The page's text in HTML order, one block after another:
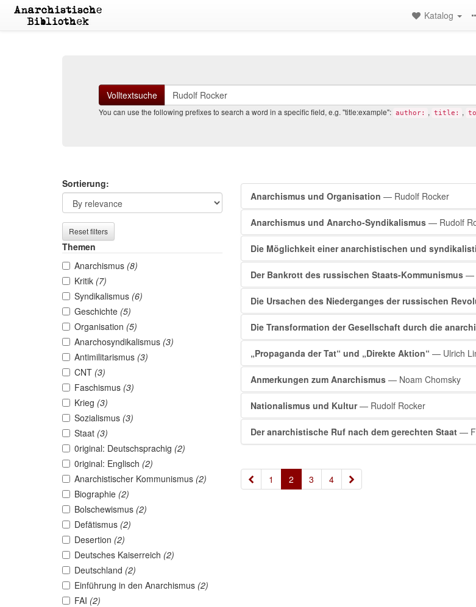
Katalog
Volltextsuche
You can use the following prefixes to search a word in a specific field, e.g. "title:example": author: , title: ,
Search
filters
Sortierung:
Reset filters
Themen
Anarchismus (8)
Kritik (7)
Syndikalismus (6)
Geschichte (5)
Organisation (5)
Anarchosyndikalismus (3)
Antimilitarismus (3)
CNT (3)
Faschismus (3)
Krieg (3)
Sozialismus (3)
Staat (3)
0riginal: Deutschsprachig (2)
0riginal: Englisch (2)
Anarchistischer Kommunismus (2)
Biographie (2)
Bolschewismus (2)
Defätismus (2)
Desertion (2)
Deutsches Kaiserreich (2)
Deutschland (2)
Einführung in den Anarchismus (2)
FAI (2)
Search
results
Anarchismus und Organisation — Rudolf Rocker
Anarchismus und Anarcho-Syndikalismus— Rudolf
Die Möglichkeit einer anarchistischen und
Der Bankrott des russischen Staats-Kommunismus—
Die Ursachen des Niederganges der russischen
Die Transformation der Gesellschaft durch die
„Propaganda der Tat“ und „Direkte Aktion“ — Ulrich
Anmerkungen zum Anarchismus— Noam Chomsky
Nationalismus und Kultur— Rudolf Rocker
Der anarchistische Ruf nach dem gerechten Staat—
« 1 2 3 4 »